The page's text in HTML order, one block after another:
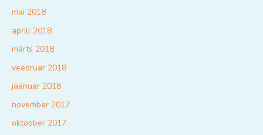
mai 2018
aprill 2018
märts 2018
veebruar 2018
jaanuar 2018
november 2017
oktoober 2017